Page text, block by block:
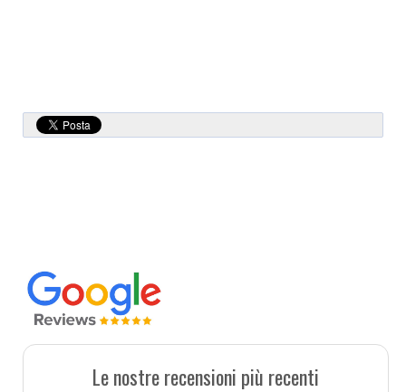
Le nostre recensioni più recenti